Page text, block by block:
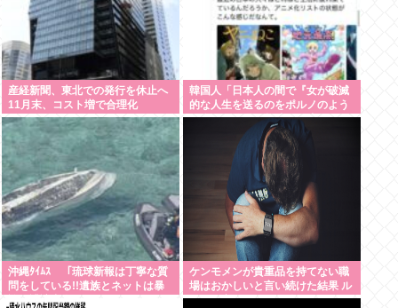
産経新聞、東北での発行を休止へ
11月末、コスト増で合理化
韓国人「日本人の間で『女が破滅
的な人生を送るのをポルノのよう
に楽しむ陰湿な趣味』が流行って
沖縄ﾀｲﾑｽ 「琉球新報は丁寧な質
問をしている!!遺族とネットは暴
論で誹謗中傷をするな!!」
ケンモメンが貴重品を持てない職
場はおかしいと言い続けた結果 ル
ールが変わり始めた件